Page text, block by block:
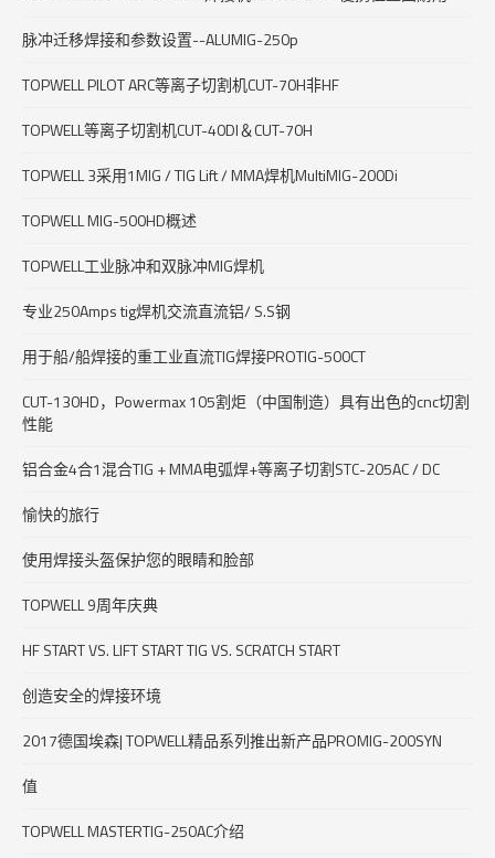
脉冲迁移焊接和参数设置--ALUMIG-250p
TOPWELL PILOT ARC等离子切割机CUT-70H非HF
TOPWELL等离子切割机CUT-40DI＆CUT-70H
TOPWELL 3采用1MIG / TIG Lift / MMA焊机MultiMIG-200Di
TOPWELL MIG-500HD概述
TOPWELL工业脉冲和双脉冲MIG焊机
专业250Amps tig焊机交流直流铝/ S.S钢
用于船/船焊接的重工业直流TIG焊接PROTIG-500CT
CUT-130HD，Powermax 105割炬（中国制造）具有出色的cnc切割
性能
铝合金4合1混合TIG + MMA电弧焊+等离子切割STC-205AC / DC
愉快的旅行
使用焊接头盔保护您的眼睛和脸部
TOPWELL 9周年庆典
HF START VS. LIFT START TIG VS. SCRATCH START
创造安全的焊接环境
2017德国埃森| TOPWELL精品系列推出新产品PROMIG-200SYN
值
TOPWELL MASTERTIG-250AC介绍